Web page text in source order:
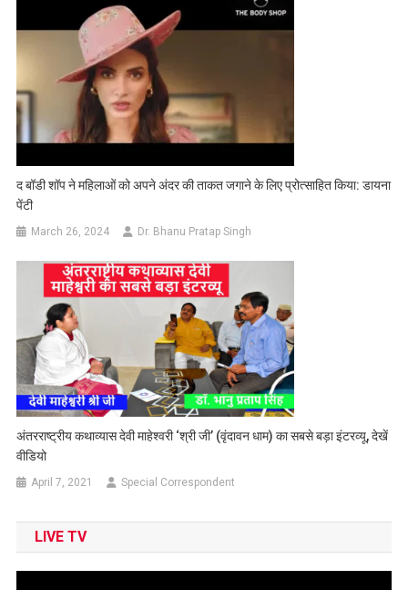
द बॉडी शॉप ने महिलाओं को अपने अंदर की ताकत जगाने के लिए प्रोत्साहित किया: डायना
पेंटी
March 26, 2024 Dr. Bhanu Pratap Singh
अंतरराष्ट्रीय कथाव्यास देवी माहेश्वरी ‘श्री जी’ (वृंदावन धाम) का सबसे बड़ा इंटरव्यू, देखें
वीडियो
April 7, 2021 Special Correspondent
LIVE TV